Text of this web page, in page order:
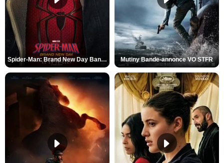
Spider-Man: Brand New Day Bande-annonce VO STFR Mutiny Bande-annonce VO STFR